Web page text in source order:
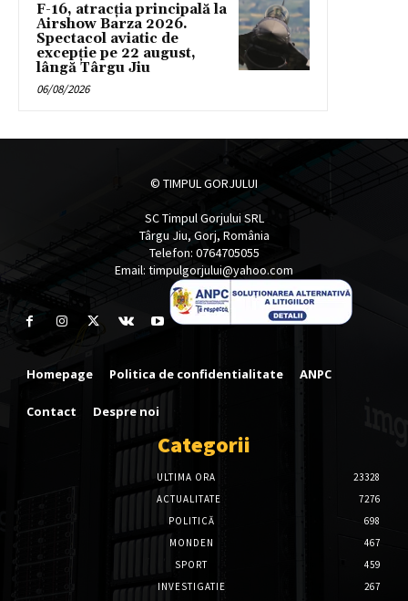
F-16, atracția principală la
Airshow Barza 2026.
Spectacol aviatic de
excepție pe 22 august,
lângă Târgu Jiu
06/08/2026
© TIMPUL GORJULUI
SC Timpul Gorjului SRL
Târgu Jiu, Gorj, România
Telefon: 0764705055
Email: timpulgorjului@yahoo.com
Homepage Politica de confidentialitate ANPC
Contact Despre noi
Categorii
ULTIMA ORA
23328
ACTUALITATE
7276
POLITICĂ
698
MONDEN
467
SPORT
459
INVESTIGATIE
267